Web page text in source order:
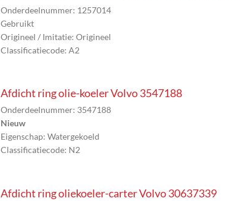
Onderdeelnummer: 1257014
Gebruikt
Origineel / Imitatie: Origineel
Classificatiecode: A2
Afdicht ring olie-koeler Volvo 3547188
Onderdeelnummer: 3547188
Nieuw
Eigenschap: Watergekoeld
Classificatiecode: N2
Afdicht ring oliekoeler-carter Volvo 30637339